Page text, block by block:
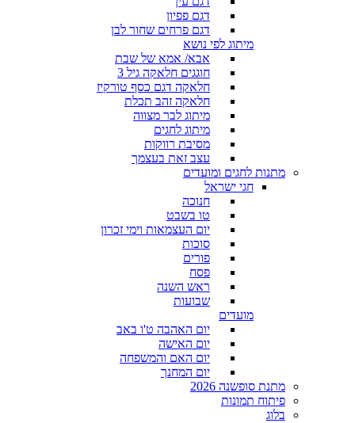
דגם פפיון
דגם פרחים שחור לבן
מיתוג לפי נושא
אבא/ אמא של שבת
חוגגים חלאקה גיל 3
חלאקה דגם כסף טורקיז
חלאקה זהב תכלת
מיתוג לבר מצווה
מיתוג לחגים
מסיבת רווקות
עצב זאת בעצמך
מתנות לחגים ומועדים
חגי ישראל
חנוכה
טו בשבט
יום העצמאות וימי זכרון
סוכות
פורים
פסח
ראש השנה
שבועות
מועדים
יום האהבה ט'ו באב
יום האישה
יום האם והמשפחה
יום המחנך
מתנת סופשנה 2026
פיתוח תמונות
בלוג